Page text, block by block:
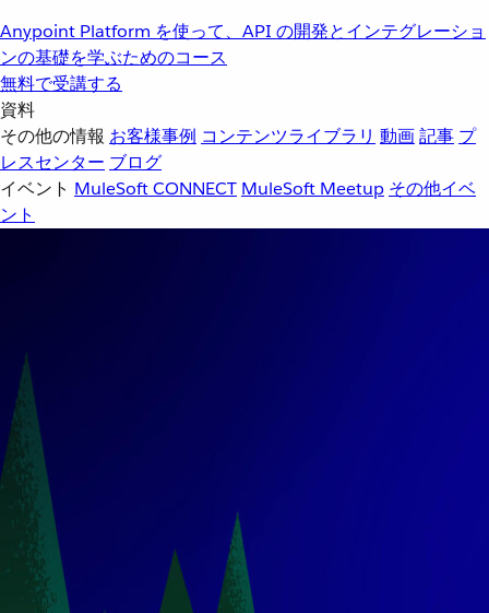
Anypoint Platform を使って、API の開発とインテグレーショ
ンの基礎を学ぶためのコース
無料で受講する
資料
その他の情報 お客様事例 コンテンツライブラリ 動画記事 プ
レスセンター ブログ
イベント MuleSoft CONNECT MuleSoft Meetup その他イベ
ント